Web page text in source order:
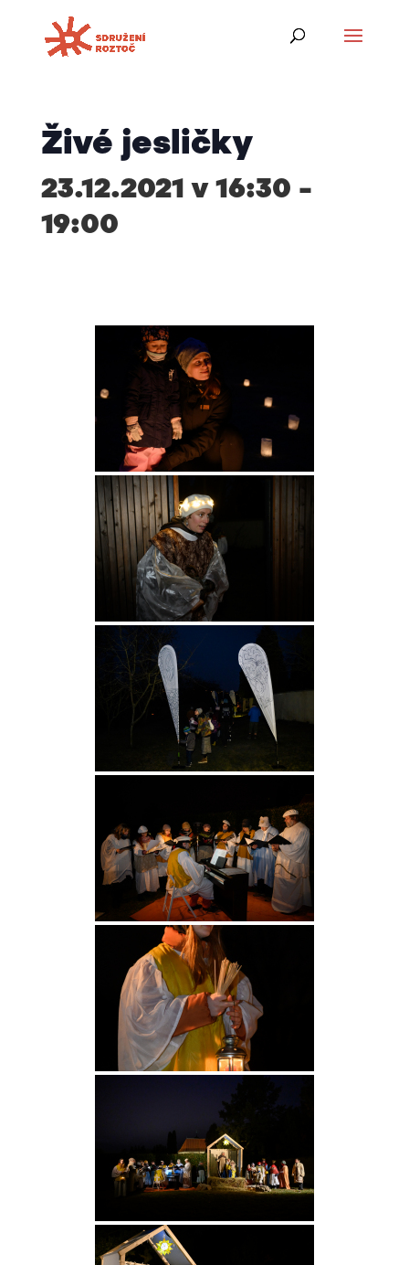
Živé jesličky
23.12.2021 v 16:30 –
19:00